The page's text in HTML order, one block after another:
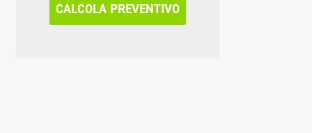
CALCOLA PREVENTIVO